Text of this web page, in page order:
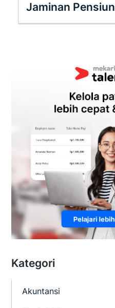
Jaminan Pensiun
Kategori
Akuntansi